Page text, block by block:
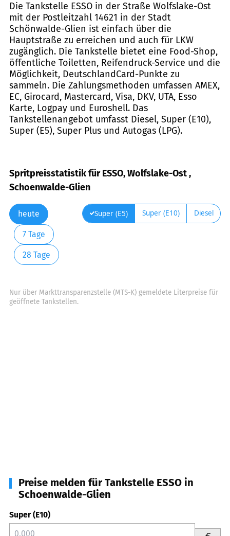
Die Tankstelle ESSO in der Straße Wolfslake-Ost
mit der Postleitzahl 14621 in der Stadt
Schönwalde-Glien ist einfach über die
Hauptstraße zu erreichen und auch für LKW
zugänglich. Die Tankstelle bietet eine Food-Shop,
öffentliche Toiletten, Reifendruck-Service und die
Möglichkeit, DeutschlandCard-Punkte zu
sammeln. Die Zahlungsmethoden umfassen AMEX,
EC, Girocard, Mastercard, Visa, DKV, UTA, Esso
Karte, Logpay und Euroshell. Das
Tankstellenangebot umfasst Diesel, Super (E10),
Super (E5), Super Plus und Autogas (LPG).
Spritpreisstatistik für ESSO, Wolfslake-Ost ,
Schoenwalde-Glien
heute
7 Tage
28 Tage
Super (E5) Super (E10) Diesel
Nur über Markttransparenzstelle (MTS-K) gemeldete Literpreise für
geöffnete Tankstellen.
Preise melden für Tankstelle ESSO in
Schoenwalde-Glien
Super (E10)